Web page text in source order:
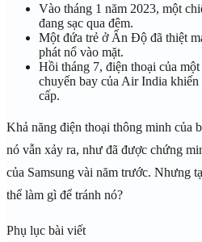
Vào tháng 1 năm 2023, một
đang sạc qua đêm.
Một đứa trẻ ở Ấn Độ đã thiệt
phát nổ vào mặt.
Hồi tháng 7, điện thoại của
chuyến bay của Air India khiến
cấp.
Khả năng điện thoại thông minh của
nó vẫn xảy ra, như đã được chứng
của Samsung vài năm trước. Nhưng
thể làm gì để tránh nó?
Phụ lục bài viết